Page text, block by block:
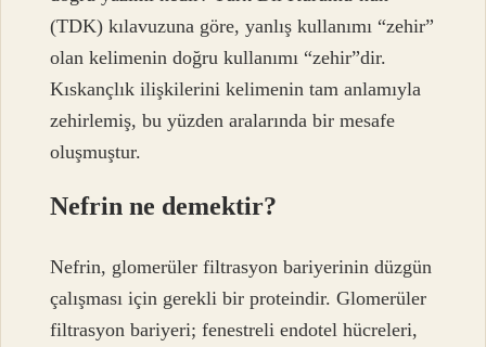
(TDK) kılavuzuna göre, yanlış kullanımı “zehir”
olan kelimenin doğru kullanımı “zehir”dir.
Kıskançlık ilişkilerini kelimenin tam anlamıyla
zehirlemiş, bu yüzden aralarında bir mesafe
oluşmuştur.
Nefrin ne demektir?
Nefrin, glomerüler filtrasyon bariyerinin düzgün
çalışması için gerekli bir proteindir. Glomerüler
filtrasyon bariyeri; fenestreli endotel hücreleri,